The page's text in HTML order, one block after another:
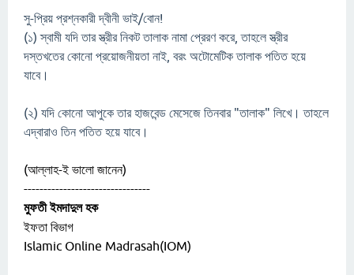
সু-প্রিয় প্রশ্নকারী দ্বীনী ভাই/বোন!
(১) স্বামী যদি তার স্ত্রীর নিকট তালাক নামা প্রেরণ করে, তাহলে স্ত্রীর
দস্তখতের কোনো প্রয়োজনীয়তা নাই, বরং অটোমেটিক তালাক পতিত হয়ে
যাবে।
(২) যদি কোনো আপুকে তার হাজবেন্ড মেসেজে তিনবার "তালাক" লিখে। তাহলে
এদ্বারাও তিন পতিত হয়ে যাবে।
(আল্লাহ-ই ভালো জানেন)
--------------------------------
মুফতী ইমদাদুল হক
ইফতা বিভাগ
Islamic Online Madrasah(IOM)